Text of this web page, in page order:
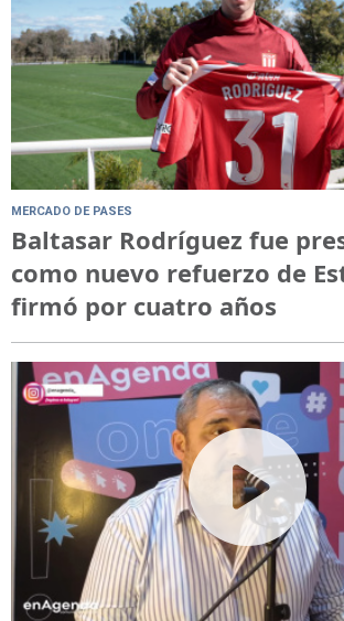
MERCADO DE PASES
Baltasar Rodríguez fue
como nuevo refuerzo de
firmó por cuatro años